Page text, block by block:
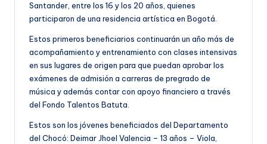
Santander, entre los 16 y los 20 años, quienes
participaron de una residencia artística en Bogotá.
Estos primeros beneficiarios continuarán un año más de
acompañamiento y entrenamiento con clases intensivas
en sus lugares de origen para que puedan aprobar los
exámenes de admisión a carreras de pregrado de
música y además contar con apoyo financiero a través
del Fondo Talentos Batuta.
Estos son los jóvenes beneficiados del Departamento
del Chocó: Deimar Jhoel Valencia – 13 años – Viola,